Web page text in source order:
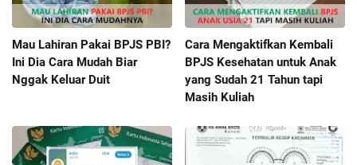
Mau Lahiran Pakai BPJS PBI?
Ini Dia Cara Mudah Biar
Nggak Keluar Duit
Cara Mengaktifkan Kembali
BPJS Kesehatan untuk Anak
yang Sudah 21 Tahun tapi
Masih Kuliah